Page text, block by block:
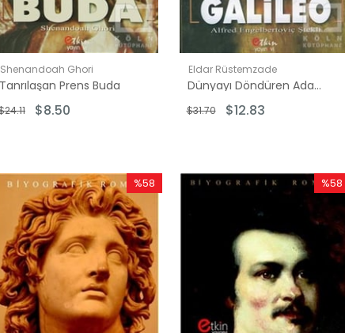
Shenandoah Ghori
Tanrılaşan Prens Buda
$8.50
Eldar Rüstemzade
Dünyayı Döndüren Adam Galileo
$12.83
$31.70
%58
İndirim
%58İndirim
%58